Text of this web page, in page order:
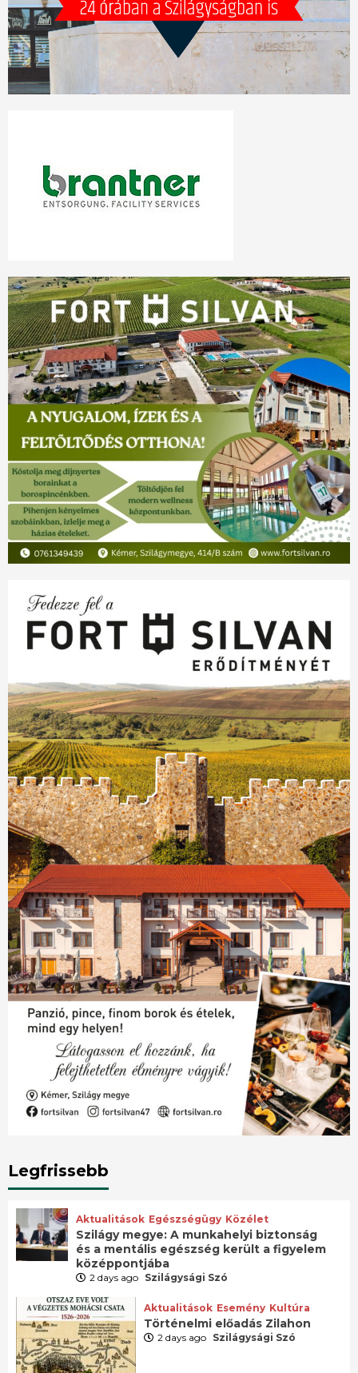
Legfrissebb
Aktualitások Egészségügy Közélet
Szilágy megye: A munkahelyi biztonság
és a mentális egészség került a figyelem
középpontjába
2 days ago Szilágysági Szó
Aktualitások Esemény Kultúra
Történelmi előadás Zilahon
2 days ago Szilágysági Szó